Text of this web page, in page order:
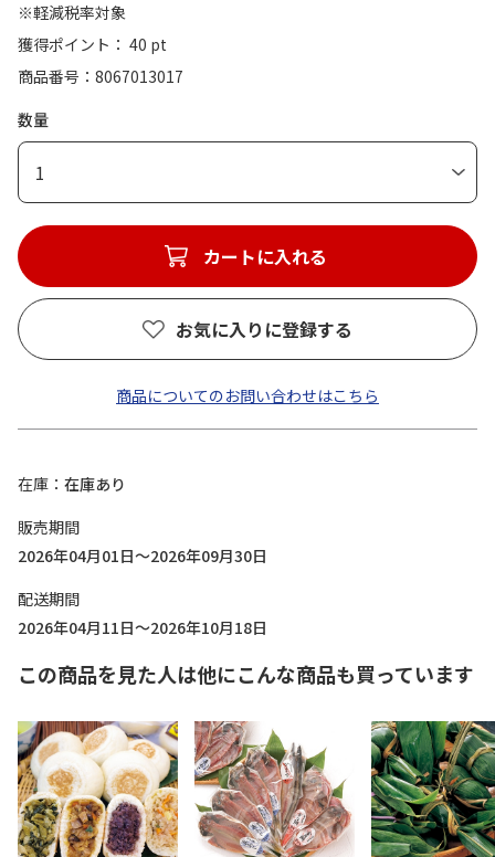
※軽減税率対象
獲得ポイント： 40 pt
商品番号
8067013017
数量
1
カートに入れる
お気に入りに登録する
商品についてのお問い合わせはこちら
在庫
在庫あり
販売期間
2026年04月01日～2026年09月30日
配送期間
2026年04月11日～2026年10月18日
この商品を見た人は他にこんな商品も買っています